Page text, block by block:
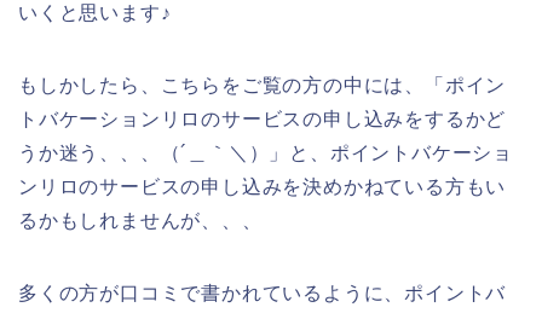
いくと思います♪
もしかしたら、こちらをご覧の方の中には、「ポイン
トバケーションリロのサービスの申し込みをするかど
うか迷う、、、（´＿｀＼）」と、ポイントバケーショ
ンリロのサービスの申し込みを決めかねている方もい
るかもしれませんが、、、
多くの方が口コミで書かれているように、ポイントバ